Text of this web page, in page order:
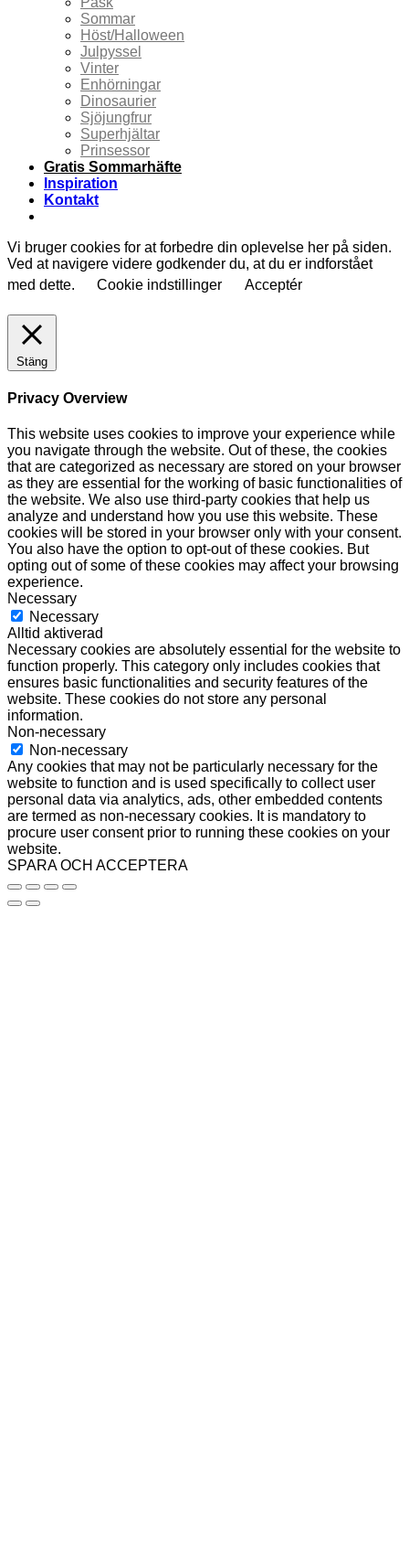
Sommar
Höst/Halloween
Julpyssel
Vinter
Enhörningar
Dinosaurier
Sjöjungfrur
Superhjältar
Prinsessor
Gratis Sommarhäfte
Inspiration
Kontakt
Vi bruger cookies for at forbedre din oplevelse her på siden.
Ved at navigere videre godkender du, at du er indforstået
med dette.
Cookie indstillinger Acceptér
Stäng
Privacy Overview
This website uses cookies to improve your experience while
you navigate through the website. Out of these, the cookies
that are categorized as necessary are stored on your browser
as they are essential for the working of basic functionalities of
the website. We also use third-party cookies that help us
analyze and understand how you use this website. These
cookies will be stored in your browser only with your consent.
You also have the option to opt-out of these cookies. But
opting out of some of these cookies may affect your browsing
experience.
Necessary
Necessary
Alltid aktiverad
Necessary cookies are absolutely essential for the website to
function properly. This category only includes cookies that
ensures basic functionalities and security features of the
website. These cookies do not store any personal
information.
Non-necessary
Non-necessary
Any cookies that may not be particularly necessary for the
website to function and is used specifically to collect user
personal data via analytics, ads, other embedded contents
are termed as non-necessary cookies. It is mandatory to
procure user consent prior to running these cookies on your
website.
SPARA OCH ACCEPTERA